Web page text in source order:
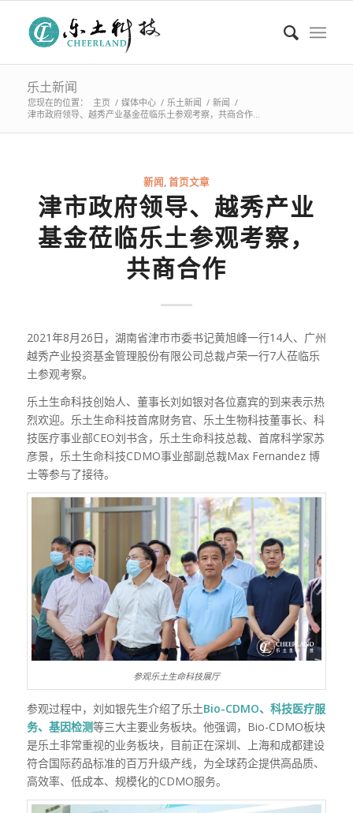
乐土新闻
您现在的位置： 主页 / 媒体中心 / 乐土新闻 / 新闻 /
津市政府领导、越秀产业基金莅临乐土参观考察，共商合作...
新闻,首页文章
津市政府领导、越秀产业
基金莅临乐土参观考察，
共商合作
2021年8月26日，湖南省津市市委书记黄旭峰一行14人、广州
越秀产业投资基金管理股份有限公司总裁卢荣一行7人莅临乐
土参观考察。
乐土生命科技创始人、董事长刘如银对各位嘉宾的到来表示热
烈欢迎。乐土生命科技首席财务官、乐土生物科技董事长、科
技医疗事业部CEO刘书含，乐土生命科技总裁、首席科学家苏
彦景，乐土生命科技CDMO事业部副总裁Max Fernandez 博
士等参与了接待。
参观乐土生命科技展厅
参观过程中，刘如银先生介绍了乐土Bio-CDMO、科技医疗服
务、基因检测等三大主要业务板块。他强调，Bio-CDMO板块
是乐土非常重视的业务板块，目前正在深圳、上海和成都建设
符合国际药品标准的百万升级产线，为全球药企提供高品质、
高效率、低成本、规模化的CDMO服务。